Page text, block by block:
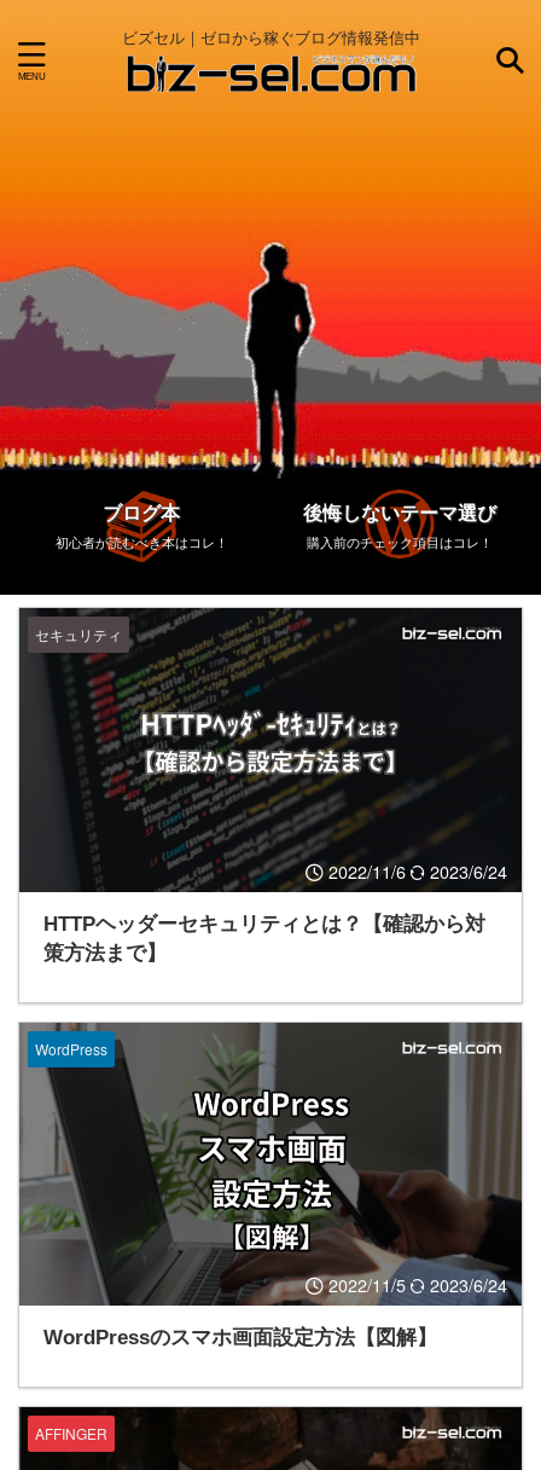
ビズセル｜ゼロから稼ぐブログ情報発信中
ブログ本
初心者が読むべき本はコレ！
後悔しないテーマ選び
購入前のチェック項目はコレ！
2022/11/6 2023/6/24
セキュリティ
HTTPヘッダーセキュリティとは？【確認から対
策方法まで】
2022/11/5 2023/6/24
WordPress
WordPressのスマホ画面設定方法【図解】
AFFINGER